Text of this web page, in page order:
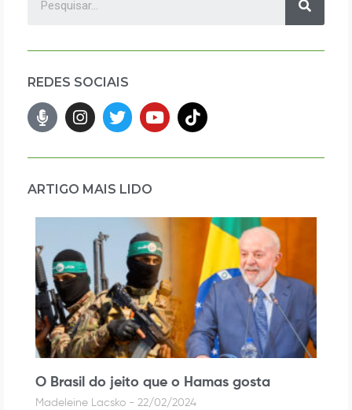
REDES SOCIAIS
ARTIGO MAIS LIDO
O Brasil do jeito que o Hamas gosta
Madeleine Lacsko 22/02/2024